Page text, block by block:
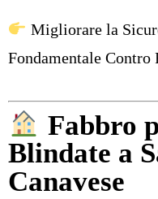
Migliorare la
Fondamentale
Fabbro
Blindate a
Canavese